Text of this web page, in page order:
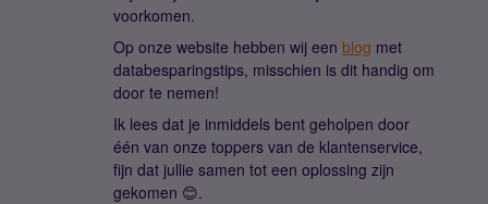
voorkomen.
Op onze website hebben wij een blog met
databesparingstips, misschien is dit handig om
door te nemen!
Ik lees dat je inmiddels bent geholpen door
één van onze toppers van de klantenservice,
fijn dat jullie samen tot een oplossing zijn
gekomen 😊.